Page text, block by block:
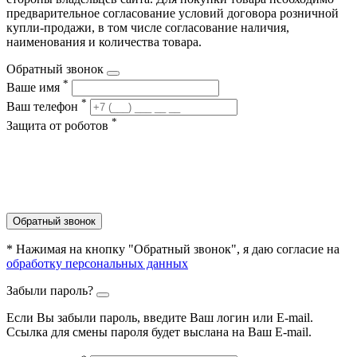
предварительное согласование условий договора розничной
купли-продажи, в том числе согласование наличия,
наименования и количества товара.
Обратный звонок
Ваше имя *
Ваш телефон *
Защита от роботов *
Обратный звонок
* Нажимая на кнопку "Обратный звонок", я даю согласие на
обработку персональных данных
Забыли пароль?
Если Вы забыли пароль, введите Ваш логин или Е-mail.
Ссылка для смены пароля будет выслана на Ваш E-mail.